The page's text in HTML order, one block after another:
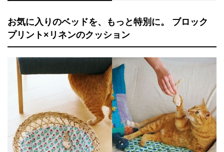
お気に入りのベッドを、もっと特別に。 ブロック
プリント×リネンのクッション